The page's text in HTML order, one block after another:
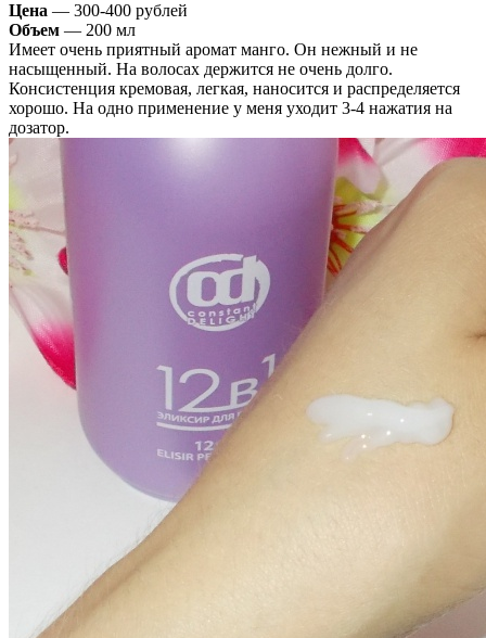
Цена — 300-400 рублей
Объем — 200 мл
Имеет очень приятный аромат манго. Он нежный и не
насыщенный. На волосах держится не очень долго.
Консистенция кремовая, легкая, наносится и распределяется
хорошо. На одно применение у меня уходит 3-4 нажатия на
дозатор.